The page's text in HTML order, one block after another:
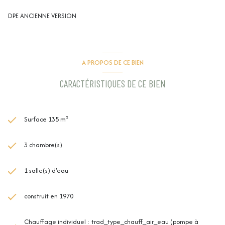
Cette maison vous réserve de nombreuses possibilités de réorganisation
des espaces et vous offrira un potentiel d'aménagement...
Honoraires charges vendeur, DPE B
DPE ANCIENNE VERSION
A PROPOS DE CE BIEN
CARACTÉRISTIQUES DE CE BIEN
Surface 135 m²
3 chambre(s)
1 salle(s) d'eau
construit en 1970
Chauffage individuel : trad_type_chauff_air_eau (pompe à